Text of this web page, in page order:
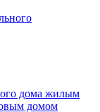
дома жилым
домом